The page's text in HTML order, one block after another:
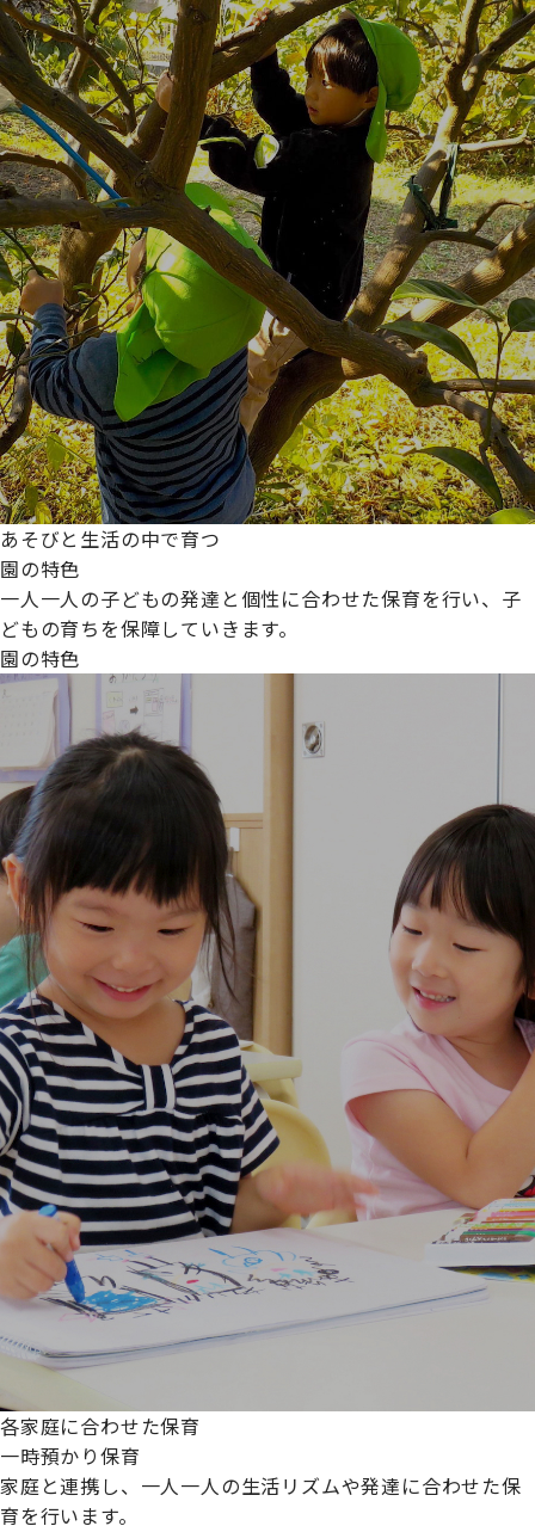
あそびと生活の中で育つ
園の特色
一人一人の子どもの発達と個性に合わせた保育を行い、子
どもの育ちを保障していきます。
園の特色
各家庭に合わせた保育
一時預かり保育
家庭と連携し、一人一人の生活リズムや発達に合わせた保
育を行います。